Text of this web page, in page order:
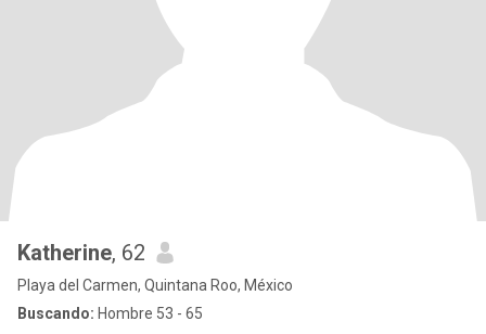
Katherine, 62
Playa del Carmen, Quintana Roo, México
Buscando: Hombre 53 - 65